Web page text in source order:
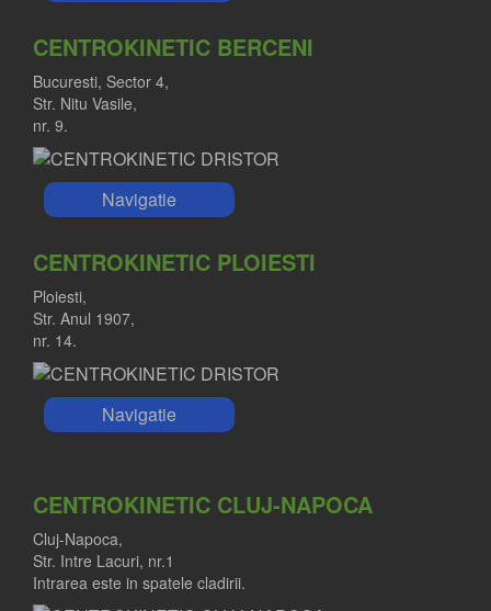
CENTROKINETIC BERCENI
Bucuresti, Sector 4,
Str. Nitu Vasile,
nr. 9.
Navigatie
CENTROKINETIC PLOIESTI
Ploiesti,
Str. Anul 1907,
nr. 14.
Navigatie
CENTROKINETIC CLUJ-NAPOCA
Cluj-Napoca,
Str. Intre Lacuri, nr.1
Intrarea este in spatele cladirii.